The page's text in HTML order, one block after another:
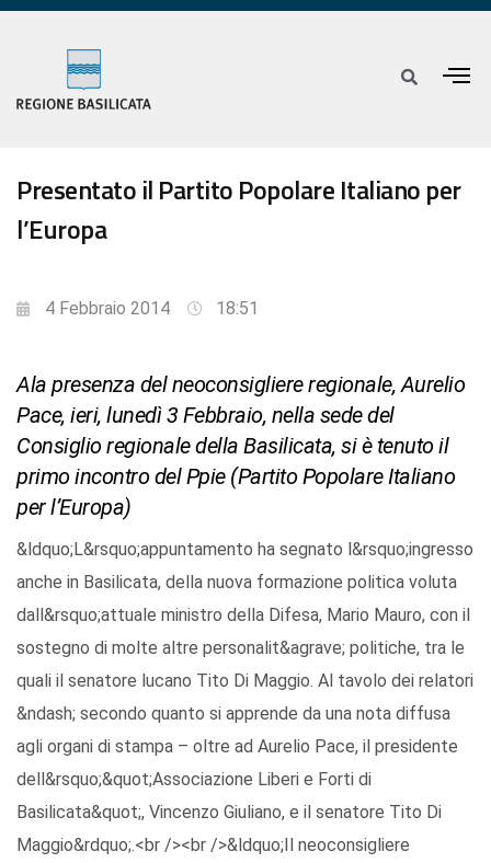
Presentato il Partito Popolare Italiano per
l’Europa
4 Febbraio 2014 18:51
Ala presenza del neoconsigliere regionale, Aurelio
Pace, ieri, lunedì 3 Febbraio, nella sede del
Consiglio regionale della Basilicata, si è tenuto il
primo incontro del Ppie (Partito Popolare Italiano
per l’Europa)
&ldquo;L&rsquo;appuntamento ha segnato l&rsquo;ingresso
anche in Basilicata, della nuova formazione politica voluta
dall&rsquo;attuale ministro della Difesa, Mario Mauro, con il
sostegno di molte altre personalit&agrave; politiche, tra le
quali il senatore lucano Tito Di Maggio. Al tavolo dei relatori
&ndash; secondo quanto si apprende da una nota diffusa
agli organi di stampa – oltre ad Aurelio Pace, il presidente
dell&rsquo;&quot;Associazione Liberi e Forti di
Basilicata&quot;, Vincenzo Giuliano, e il senatore Tito Di
Maggio&rdquo;.<br /><br />&ldquo;Il neoconsigliere